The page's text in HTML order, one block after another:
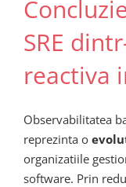
SRE
reactiva
Observabilitatea
reprezinta o
organizatiile
software. Prin